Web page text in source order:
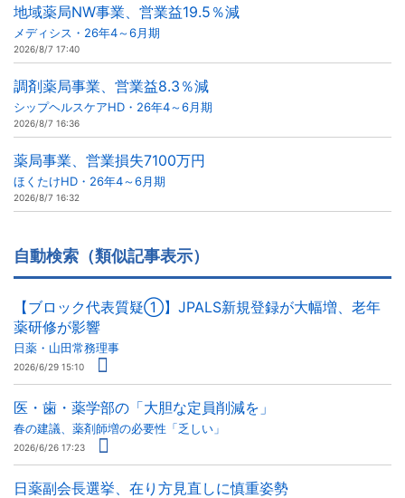
地域薬局NW事業、営業益19.5％減
メディシス・26年4～6月期
2026/8/7 17:40
調剤薬局事業、営業益8.3％減
シップヘルスケアHD・26年4～6月期
2026/8/7 16:36
薬局事業、営業損失7100万円
ほくたけHD・26年4～6月期
2026/8/7 16:32
自動検索（類似記事表示）
【ブロック代表質疑①】JPALS新規登録が大幅増、老年
薬研修が影響
日薬・山田常務理事
2026/6/29 15:10
医・歯・薬学部の「大胆な定員削減を」
春の建議、薬剤師増の必要性「乏しい」
2026/6/26 17:23
日薬副会長選挙、在り方見直しに慎重姿勢